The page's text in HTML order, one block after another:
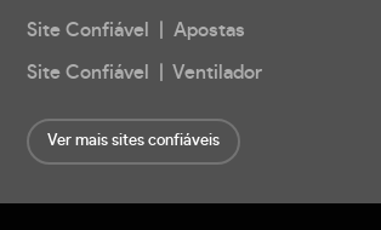
Site Confiável | Apostas
Site Confiável | Ventilador
Ver mais sites confiáveis